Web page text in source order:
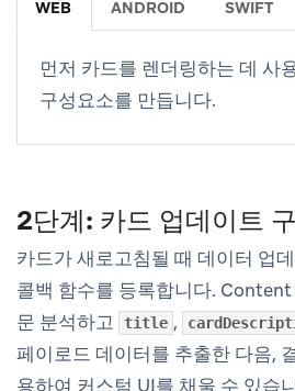
WEB ANDROID SWIFT
먼저 카드를 렌더링하는 데 사
구성요소를 만듭니다.
2단계: 카드 업데이트
카드가 새로고침될 때 데이터 업
콜백 함수를 등록합니다.
문 분석하고
title ,
페이로드 데이터를 추출한 다음,
용하여 커스텀 UI를 채울 수 있습